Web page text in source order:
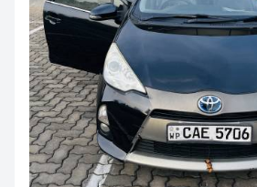
80.00 දවසකින්